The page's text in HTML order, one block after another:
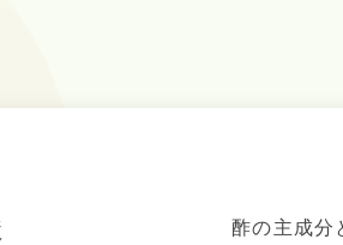
酢の主成分